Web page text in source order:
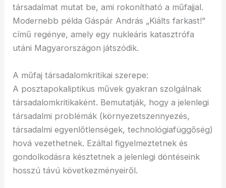
társadalmat mutat be, ami rokonítható a műfajjal.
Modernebb példa Gáspár András „Kiálts farkast!”
című regénye, amely egy nukleáris katasztrófa
utáni Magyarországon játszódik.
A műfaj társadalomkritikai szerepe:
A posztapokaliptikus művek gyakran szolgálnak
társadalomkritikaként. Bemutatják, hogy a jelenlegi
társadalmi problémák (környezetszennyezés,
társadalmi egyenlőtlenségek, technológiafüggőség)
hová vezethetnek. Ezáltal figyelmeztetnek és
gondolkodásra késztetnek a jelenlegi döntéseink
hosszú távú következményeiről.